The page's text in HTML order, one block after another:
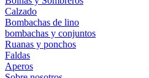
Calzado
Bombachas de lino
bombachas y conjuntos
Ruanas y ponchos
Faldas
Aperos